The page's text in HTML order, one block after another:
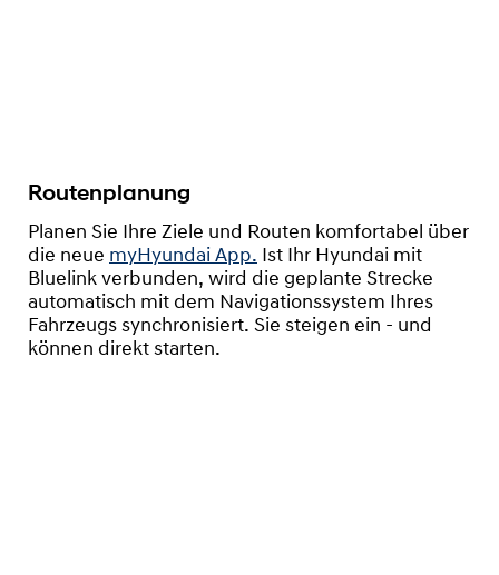
Routenplanung
Planen Sie Ihre Ziele und Routen komfortabel über
die neue myHyundai App. Ist Ihr Hyundai mit
Bluelink verbunden, wird die geplante Strecke
automatisch mit dem Navigationssystem Ihres
Fahrzeugs synchronisiert. Sie steigen ein - und
können direkt starten.